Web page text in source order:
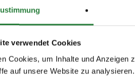
verwendet Cookies
Cookies, um Inhalte und Anzeigen
auf unsere Website zu
Do. vorm.: 4,5,7; nachm.: 10,11,14
So. vorm.: 13,18,20; nachm.: 15,22
Zu den Ergebnissen auf www.fn-